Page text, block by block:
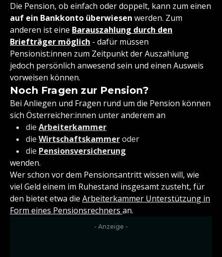
Die Pension, ob einfach oder doppelt, kann zum einen
auf ein Bankkonto überwiesen werden. Zum
anderen ist eine Barauszahlung durch den
Briefträger möglich - dafür müssen
Pensionist:innen zum Zeitpunkt der Auszahlung
jedoch persönlich anwesend sein und einen Ausweis
vorweisen können.
Noch Fragen zur Pension?
Bei Anliegen und Fragen rund um die Pension können
sich Österreicher:innen unter anderem an
die Arbeiterkammer
die Wirtschaftskammeroder
die Pensionsversicherung
wenden.
Wer schon vor dem Pensionsantritt wissen will, wie
viel Geld einem im Ruhestand insgesamt zusteht, für
den bietet etwa die Arbeiterkammer Unterstützung in
Form eines Pensionsrechners an.
- Anzeige -